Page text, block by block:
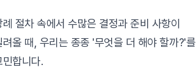
례 절차 속에서 수많은 결정과 준비 사항이
려올 때, 우리는 종종 '무엇을 더 해야 할까?'를
민합니다.